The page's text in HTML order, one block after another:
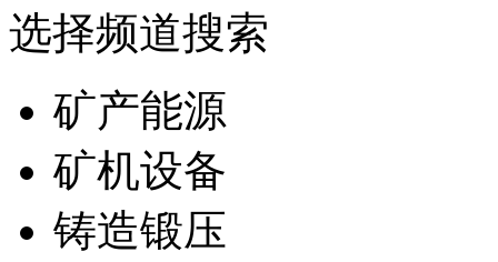
选择频道搜索
矿产能源
矿机设备
铸造锻压